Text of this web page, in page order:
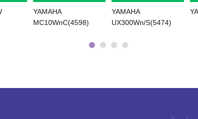
YAMAHA
MC10WnC(4598)
YAMAHA
UX300Wn/S(5474)